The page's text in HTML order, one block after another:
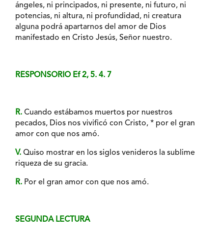
ángeles, ni principados, ni presente, ni futuro, ni
potencias, ni altura, ni profundidad, ni creatura
alguna podrá apartarnos del amor de Dios
manifestado en Cristo Jesús, Señor nuestro.
RESPONSORIO Ef 2, 5. 4. 7
R. Cuando estábamos muertos por nuestros
pecados, Dios nos vivificó con Cristo, * por el gran
amor con que nos amó.
V. Quiso mostrar en los siglos venideros la sublime
riqueza de su gracia.
R. Por el gran amor con que nos amó.
SEGUNDA LECTURA